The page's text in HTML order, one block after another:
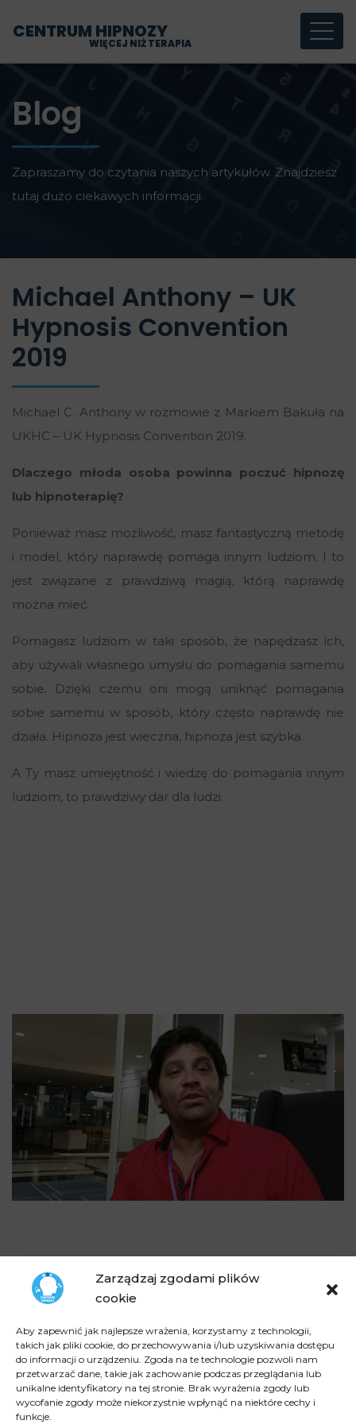
Zarządzaj zgodami plików
cookie
Aby zapewnić jak najlepsze wrażenia, korzystamy z technologii,
takich jak pliki cookie, do przechowywania i/lub uzyskiwania dostępu
do informacji o urządzeniu. Zgoda na te technologie pozwoli nam
przetwarzać dane, takie jak zachowanie podczas przeglądania lub
unikalne identyfikatory na tej stronie. Brak wyrażenia zgody lub
wycofanie zgody może niekorzystnie wpłynąć na niektóre cechy i
funkcje.
CENTRUM HIPNOZY
WIĘCEJ NIŻ TERAPIA
Blog
Zapraszamy do czytania naszych artykułów. Znajdziesz
tutaj dużo ciekawych informacji.
Michael Anthony – UK
Hypnosis Convention
2019
Michael C. Anthony w rozmowie z Markiem Bakuła na
UKHC – UK Hypnosis Convention 2019.
Dlaczego młoda osoba powinna poczuć hipnozę
lub hipnoterapię?
Ponieważ masz możliwość, masz fantastyczną metodę
i model, który naprawdę pomaga innym ludziom. I to
jest związane z prawdziwą magią, którą naprawdę
można mieć.
Pomagasz ludziom w taki sposób, że napędzasz ich,
aby używali własnego umysłu do pomagania samemu
sobie. Dzięki czemu oni mogą uniknąć pomagania
sobie samemu w sposób, który często naprawdę nie
działa. Hipnoza jest wieczna, hipnoza jest szybka.
A Ty masz umiejętność i wiedzę do pomagania innym
ludziom, to prawdziwy dar dla ludzi.